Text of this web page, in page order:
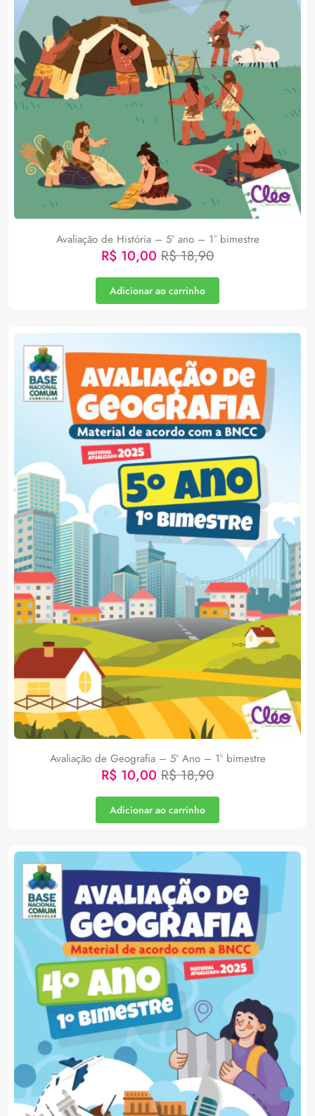
Avaliação de História – 5° ano – 1° bimestre
R$ 10,00 R$18,90
Adicionar ao carrinho
Avaliação de Geografia – 5º Ano – 1° bimestre
R$ 10,00 R$18,90
Adicionar ao carrinho